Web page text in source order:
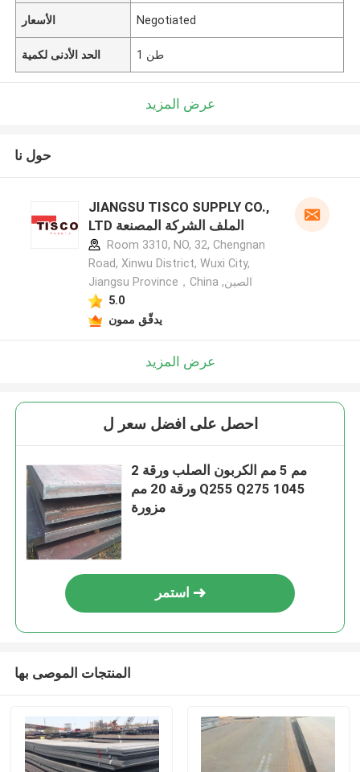
الأسعار Negotiated
الحد الأدنى لكمية 1 طن
عرض المزيد
حول نا
JIANGSU TISCO SUPPLY CO.,
LTD الملف الشركة المصنعة
Room 3310, NO, 32, Chengnan
Road, Xinwu District, Wuxi City,
Jiangsu Province，China ,الصين
5.0
يدقّق ممون
عرض المزيد
احصل على افضل سعر ل
2 مم 5 مم الكربون الصلب ورقة
ورقة 20 مم Q255 Q275 1045
مزورة
استمر
المنتجات الموصى بها